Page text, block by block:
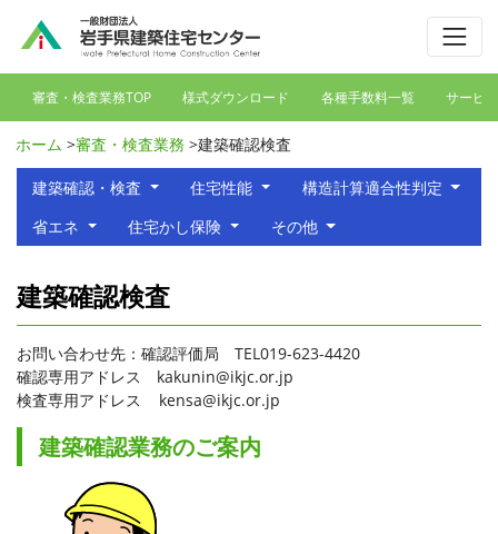
審査・検査業務TOP 様式ダウンロード 各種手数料一覧 サービ
ホーム >審査・検査業務 >建築確認検査
建築確認・検査 住宅性能
構造計算適合性判定
省エネ
住宅かし保険 その他
建築確認検査
お問い合わせ先：確認評価局 TEL019-623-4420
確認専用アドレス kakunin@ikjc.or.jp
検査専用アドレス kensa@ikjc.or.jp
建築確認業務のご案内